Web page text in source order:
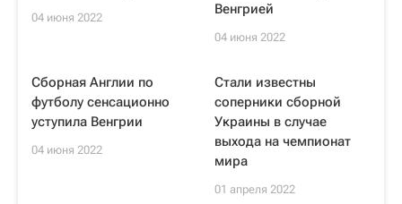
04 июня 2022
Венгрией
04 июня 2022
Сборная Англии по
футболу сенсационно
уступила Венгрии
04 июня 2022
Стали известны
соперники сборной
Украины в случае
выхода на чемпионат
мира
01 апреля 2022